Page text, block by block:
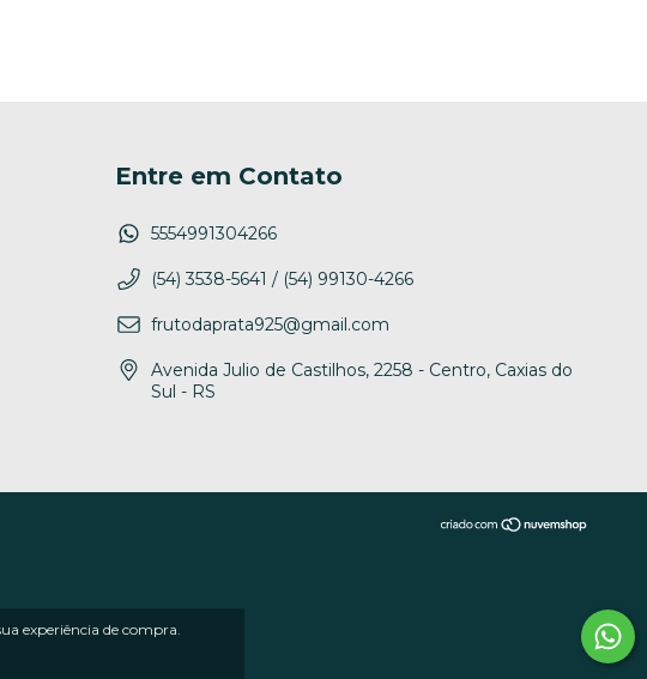
experiência de compra.
Entre em Contato
5554991304266
(54) 3538-5641 / (54) 99130-4266
frutodaprata925@gmail.com
Avenida Julio de Castilhos, 2258 - Centro, Caxias do
Sul - RS